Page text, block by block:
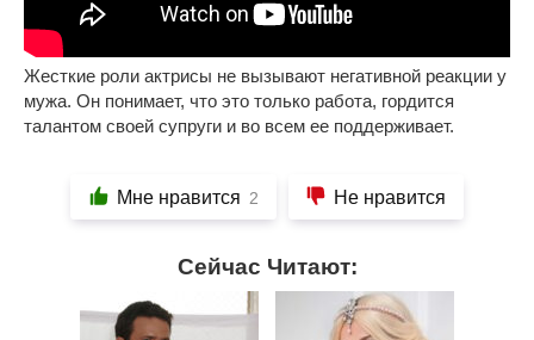
Жесткие роли актрисы не вызывают негативной реакции у
мужа. Он понимает, что это только работа, гордится
талантом своей супруги и во всем ее поддерживает.
Мне нравится 2 Не нравится
Сейчас Читают: